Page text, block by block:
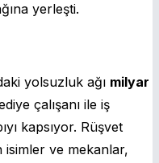
yerleşti.
yolsuzluk ağı milyar
çalışanı ile iş
kapsıyor. Rüşvet
isimler ve mekanlar,